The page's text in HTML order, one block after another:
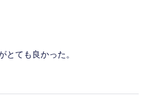
ても良かった。